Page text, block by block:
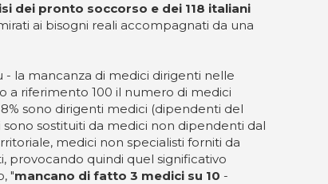
dei pronto soccorso e dei 118 italiani
ai bisogni reali accompagnati da una
- la mancanza di medici dirigenti nelle
a riferimento 100 il numero di medici
sono dirigenti medici (dipendenti del
sostituiti da medici non dipendenti dal
medici non specialisti forniti da
provocando quindi quel significativo
"mancano di fatto 3 medici su 10 -